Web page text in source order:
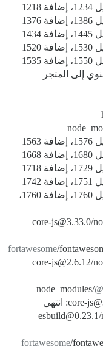
إلى المتجر
التقدم: تم حل 1760، إعادة استخدام 0، تنزيل 1760، إضافة 1760،
…/core-js@3.33.0/
/
…/core-js@2.6.12/
…/
/